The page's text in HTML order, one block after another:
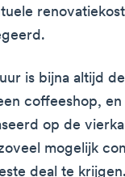
is bijna altijd
coffeeshop,
op de
mogelijk
deal te